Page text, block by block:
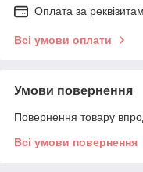
Оплата за
Всі умови оплати
Умови повернення
Повернення товару
Всі умови повернення